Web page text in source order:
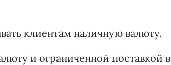
клиентам наличную валюту.
и ограниченной поставкой в